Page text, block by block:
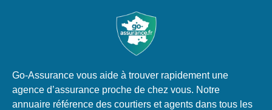
Go-Assurance vous aide à trouver rapidement une
agence d’assurance proche de chez vous. Notre
annuaire référence des courtiers et agents dans tous les